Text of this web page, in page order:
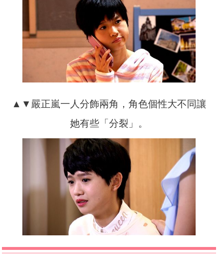
▲▼嚴正嵐一人分飾兩角，角色個性大不同讓
她有些「分裂」。